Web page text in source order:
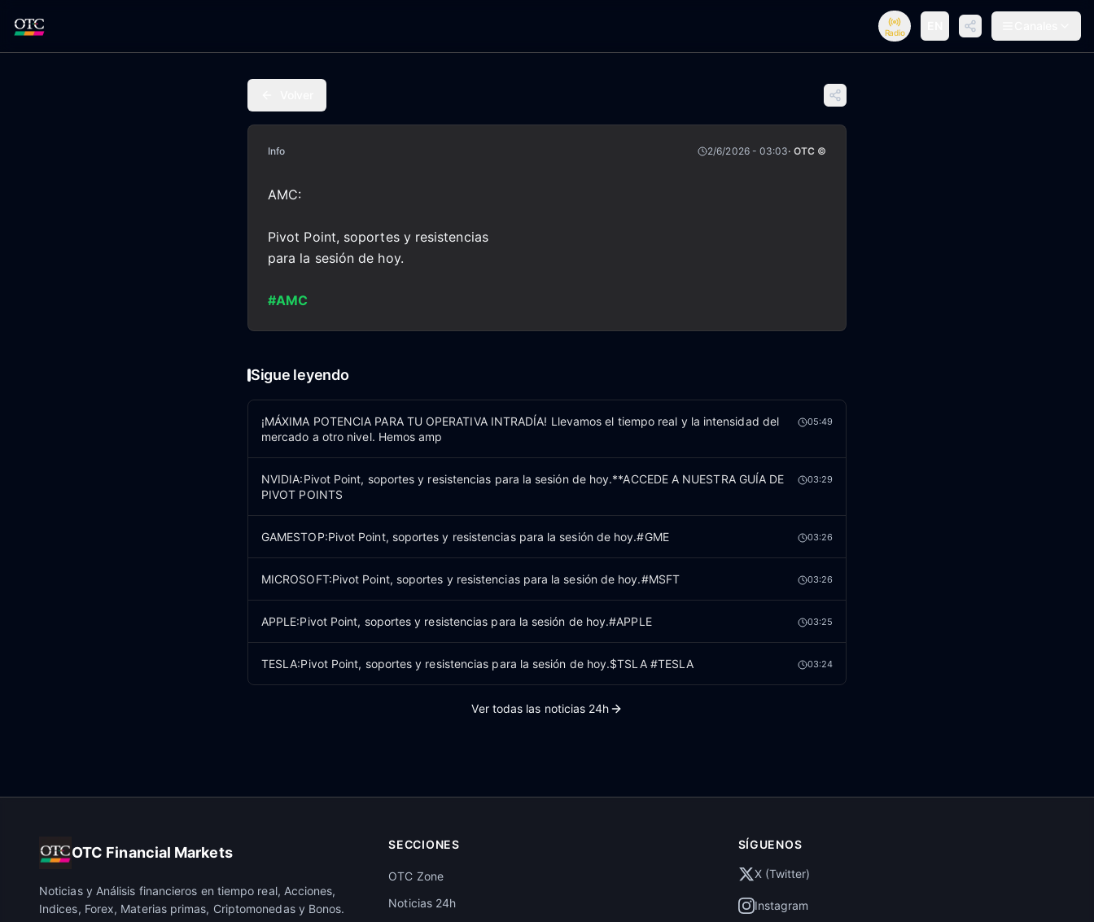
Radio
Info 2/6/2026 - 03:03· OTC ©
AMC:
Pivot Point, soportes y resistencias
para la sesión de hoy.
#AMC
Sigue leyendo
¡MÁXIMA POTENCIA PARA TU OPERATIVA INTRADÍA! Llevamos el tiempo real y la intensidad del
mercado a otro nivel. Hemos amp
05:49
NVIDIA:Pivot Point, soportes y resistencias para la sesión de hoy.**ACCEDE A NUESTRA GUÍA DE
PIVOT POINTS
03:29
GAMESTOP:Pivot Point, soportes y resistencias para la sesión de hoy.#GME 03:26
MICROSOFT:Pivot Point, soportes y resistencias para la sesión de hoy.#MSFT 03:26
APPLE:Pivot Point, soportes y resistencias para la sesión de hoy.#APPLE 03:25
TESLA:Pivot Point, soportes y resistencias para la sesión de hoy.$TSLA #TESLA 03:24
Ver todas las noticias 24h
OTC Financial Markets
Noticias y Análisis financieros en tiempo real, Acciones,
Indices, Forex, Materias primas, Criptomonedas y Bonos.
SECCIONES
OTC Zone
Noticias 24h
SÍGUENOS
X (Twitter)
Instagram